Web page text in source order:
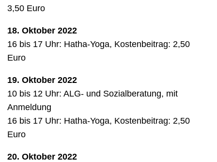
3,50 Euro
18. Oktober 2022
16 bis 17 Uhr: Hatha-Yoga, Kostenbeitrag: 2,50
Euro
19. Oktober 2022
10 bis 12 Uhr: ALG- und Sozialberatung, mit
Anmeldung
16 bis 17 Uhr: Hatha-Yoga, Kostenbeitrag: 2,50
Euro
20. Oktober 2022